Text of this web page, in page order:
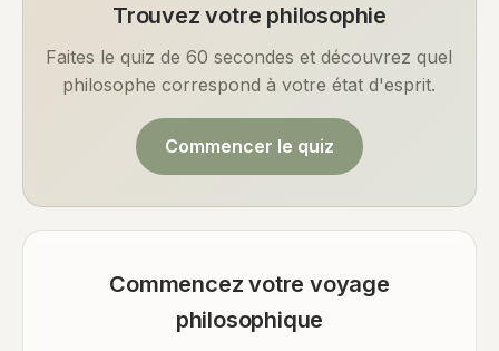
Trouvez votre philosophie
Faites le quiz de 60 secondes et découvrez quel
philosophe correspond à votre état d'esprit.
Commencer le quiz
Commencez votre voyage
philosophique